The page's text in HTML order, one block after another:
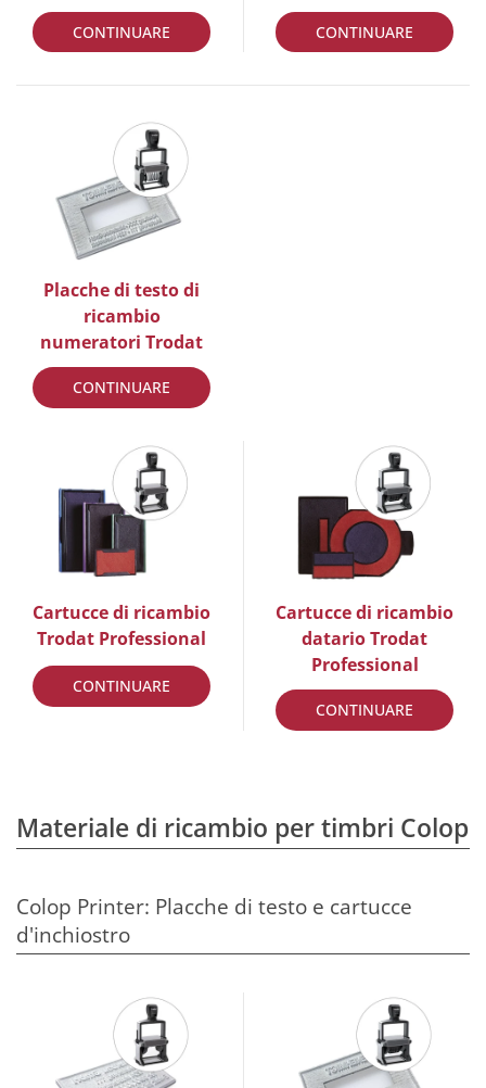
CONTINUARE CONTINUARE
Placche di testo di
ricambio
numeratori Trodat
CONTINUARE
Cartucce di ricambio
Trodat Professional
CONTINUARE
Cartucce di ricambio
datario Trodat
Professional
CONTINUARE
Materiale di ricambio per timbri Colop
Colop Printer: Placche di testo e cartucce
d'inchiostro